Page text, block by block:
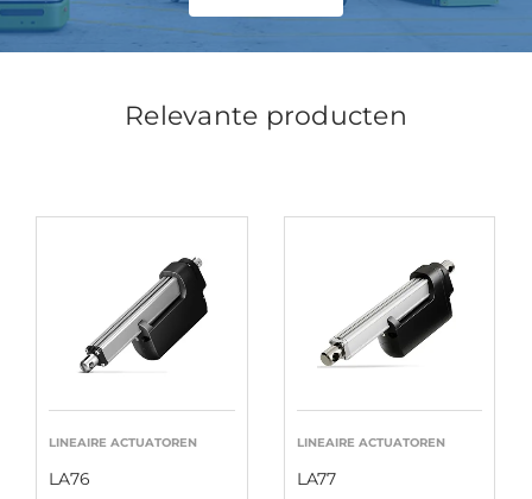
Relevante producten
LINEAIRE ACTUATOREN
LA76
LINEAIRE ACTUATOREN
LA77